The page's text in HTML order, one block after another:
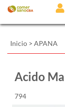
Inicio > APANA
Acido
794